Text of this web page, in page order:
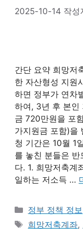
2025-10-14 작성
간단 요약 희망저
한 자산형성 지원
하면 정부가 연차
하여, 3년 후 본인
금 720만원을 포
가지원금 포함)을
청 기간은 10월 1
를 놓친 분들은
다. 1. 희망저축계
일하는 저소득 …
카
테
정부 정책 정보
태
희망저축계좌,